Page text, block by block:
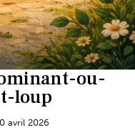
ou-
loup
avril 2026